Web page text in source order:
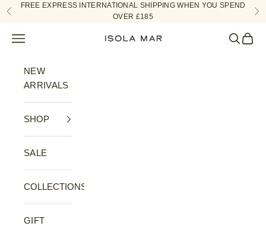
Skip to content
Previous
FREE EXPRESS INTERNATIONAL SHIPPING WHEN YOU SPEND
OVER £185
ISOLA MAR
Navigation menu Search
Cart
NEW
ARRIVALS
SHOP
SALE
COLLECTIONS
GIFT